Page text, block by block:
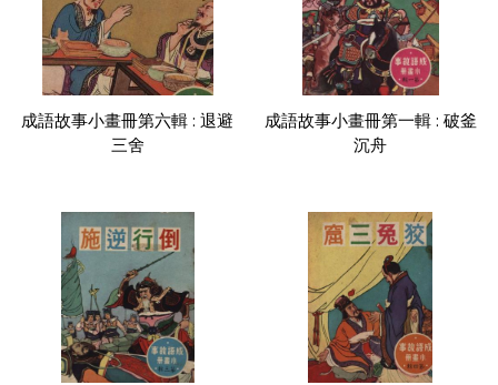
成語故事小畫冊第六輯 : 退避
三舍
成語故事小畫冊第一輯 : 破釜
沉舟